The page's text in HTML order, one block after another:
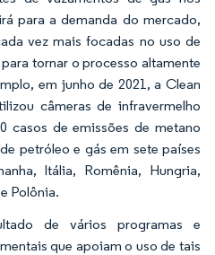
para a demanda do mercado,
vez mais focadas no uso de
tornar o processo altamente
em junho de 2021, a Clean
câmeras de infravermelho
casos de emissões de metano
petróleo e gás em sete países
Itália, Romênia, Hungria,
Polônia.
de vários programas e
que apoiam o uso de tais